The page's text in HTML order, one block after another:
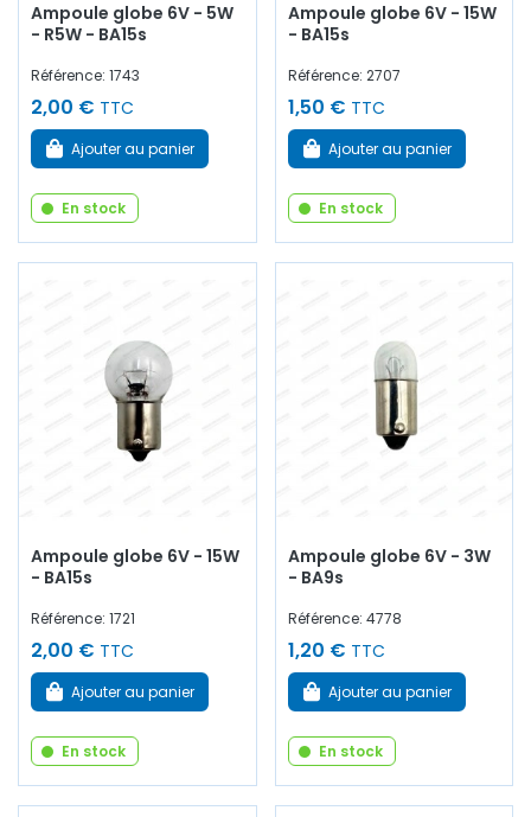
Ampoule globe 6V - 5W
- R5W - BA15s
Référence: 1743
2,00 € TTC
Ajouter au panier
En stock
Ampoule globe 6V - 15W
- BA15s
Référence: 2707
1,50 € TTC
Ajouter au panier
En stock
Ampoule globe 6V - 15W
- BA15s
Référence: 1721
2,00 € TTC
Ajouter au panier
En stock
Ampoule globe 6V - 3W
- BA9s
Référence: 4778
1,20 € TTC
Ajouter au panier
En stock